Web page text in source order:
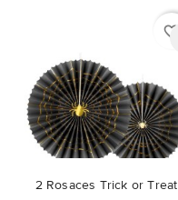
favorite_border
2 Rosaces Trick or Treat